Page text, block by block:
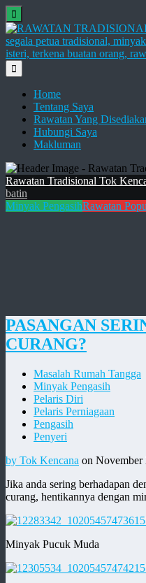
Home
Tentang Saya
Rawatan Yang
Hubungi Saya
Makluman
Rawatan Tradisional Tok
batin
Minyak PengasihRawatan
PASANGAN
CURANG?
Masalah Rumah Tangga
Minyak Pengasih
Pelaris Diri
Pelaris Perniagaan
Pengasih
Penyeri
by Tok Kencana on November
Jika anda sering berhadapan
curang, hentikannya dengan
Minyak Pucuk Muda